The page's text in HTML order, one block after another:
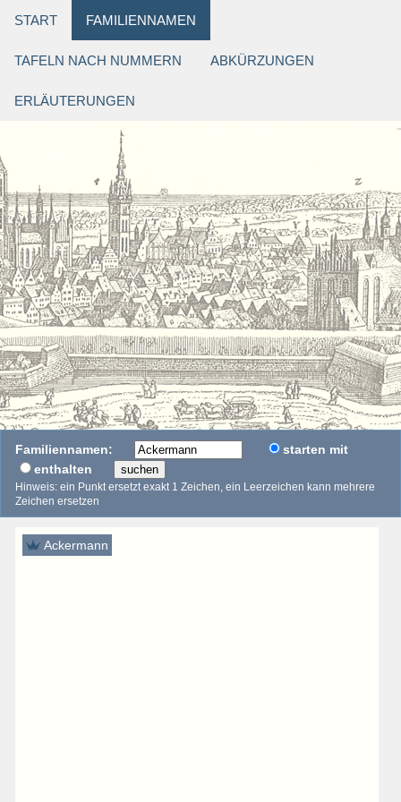
START FAMILIENNAMEN
TAFELN NACH NUMMERN ABKÜRZUNGEN
ERLÄUTERUNGEN
Familiennamen:
starten mit
enthalten
suchen
Hinweis: ein Punkt ersetzt exakt 1 Zeichen, ein Leerzeichen kann mehrere
Zeichen ersetzen
Ackermann